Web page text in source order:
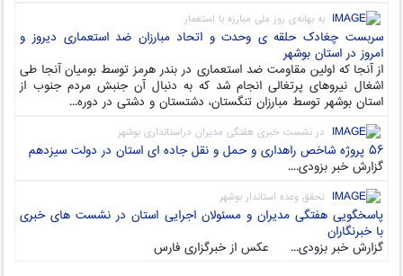
به بهانه‌ی روز ملی مبارزه با استعمار
سربست چغادک حلقه ی وحدت و اتحاد مبارزان ضد استعماری دیروز و
امروز در استان بوشهر
از آنجا که اولین مقاومت ضد استعماری در بندر هرمز توسط بومیان آنجا طی
اشغال نیروهای پرتغالی انجام شد که به دنبال آن جنبش مردم جنوب از
استان بوشهر توسط مبارزان تنگستان، دشتستان و دشتی در دوره...
در نشست خبری هفتگی مدیران دراستانداری بوشهر
۵۶ پروژه شاخص راهداری و حمل و نقل جاده ای استان در دولت سیزدهم
گزارش خبر بزودی....
تحقق وعده استاندار بوشهر
پاسخگویی هفتگی مدیران و مسئولان اجرایی استان در نشست های خبری
با خبرنگاران
گزارش خبر بزودی... عکس از خبرگزاری فارس